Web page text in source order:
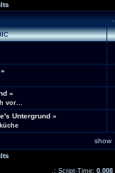
»
»
vor...
Untergrund »
show
.: Script-Time: 0.008